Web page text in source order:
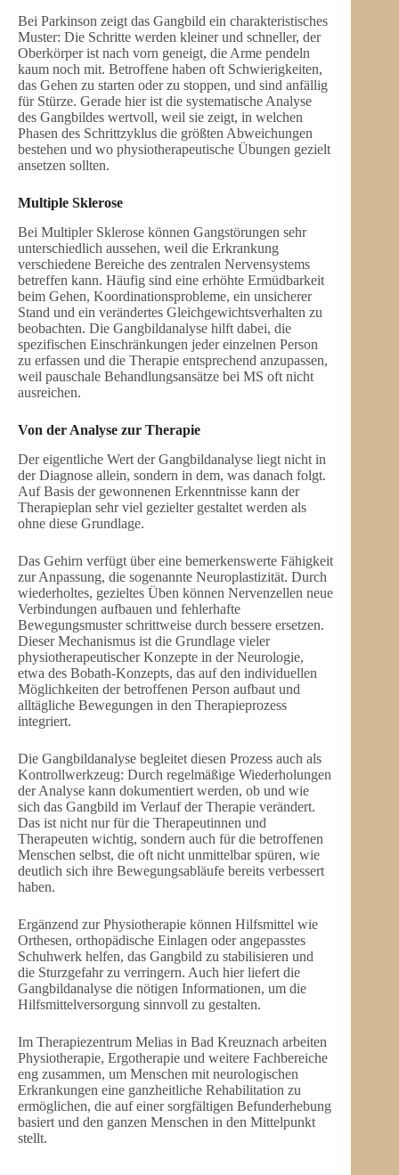
Bei Parkinson zeigt das Gangbild ein charakteristisches
Muster: Die Schritte werden kleiner und schneller, der
Oberkörper ist nach vorn geneigt, die Arme pendeln
kaum noch mit. Betroffene haben oft Schwierigkeiten,
das Gehen zu starten oder zu stoppen, und sind anfällig
für Stürze. Gerade hier ist die systematische Analyse
des Gangbildes wertvoll, weil sie zeigt, in welchen
Phasen des Schrittzyklus die größten Abweichungen
bestehen und wo physiotherapeutische Übungen gezielt
ansetzen sollten.
Multiple Sklerose
Bei Multipler Sklerose können Gangstörungen sehr
unterschiedlich aussehen, weil die Erkrankung
verschiedene Bereiche des zentralen Nervensystems
betreffen kann. Häufig sind eine erhöhte Ermüdbarkeit
beim Gehen, Koordinationsprobleme, ein unsicherer
Stand und ein verändertes Gleichgewichtsverhalten zu
beobachten. Die Gangbildanalyse hilft dabei, die
spezifischen Einschränkungen jeder einzelnen Person
zu erfassen und die Therapie entsprechend anzupassen,
weil pauschale Behandlungsansätze bei MS oft nicht
ausreichen.
Von der Analyse zur Therapie
Der eigentliche Wert der Gangbildanalyse liegt nicht in
der Diagnose allein, sondern in dem, was danach folgt.
Auf Basis der gewonnenen Erkenntnisse kann der
Therapieplan sehr viel gezielter gestaltet werden als
ohne diese Grundlage.
Das Gehirn verfügt über eine bemerkenswerte Fähigkeit
zur Anpassung, die sogenannte Neuroplastizität. Durch
wiederholtes, gezieltes Üben können Nervenzellen neue
Verbindungen aufbauen und fehlerhafte
Bewegungsmuster schrittweise durch bessere ersetzen.
Dieser Mechanismus ist die Grundlage vieler
physiotherapeutischer Konzepte in der Neurologie,
etwa des Bobath-Konzepts, das auf den individuellen
Möglichkeiten der betroffenen Person aufbaut und
alltägliche Bewegungen in den Therapieprozess
integriert.
Die Gangbildanalyse begleitet diesen Prozess auch als
Kontrollwerkzeug: Durch regelmäßige Wiederholungen
der Analyse kann dokumentiert werden, ob und wie
sich das Gangbild im Verlauf der Therapie verändert.
Das ist nicht nur für die Therapeutinnen und
Therapeuten wichtig, sondern auch für die betroffenen
Menschen selbst, die oft nicht unmittelbar spüren, wie
deutlich sich ihre Bewegungsabläufe bereits verbessert
haben.
Ergänzend zur Physiotherapie können Hilfsmittel wie
Orthesen, orthopädische Einlagen oder angepasstes
Schuhwerk helfen, das Gangbild zu stabilisieren und
die Sturzgefahr zu verringern. Auch hier liefert die
Gangbildanalyse die nötigen Informationen, um die
Hilfsmittelversorgung sinnvoll zu gestalten.
Im Therapiezentrum Melias in Bad Kreuznach arbeiten
Physiotherapie, Ergotherapie und weitere Fachbereiche
eng zusammen, um Menschen mit neurologischen
Erkrankungen eine ganzheitliche Rehabilitation zu
ermöglichen, die auf einer sorgfältigen Befunderhebung
basiert und den ganzen Menschen in den Mittelpunkt
stellt.